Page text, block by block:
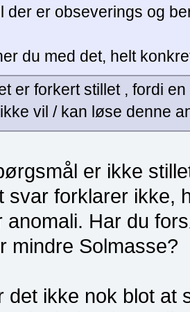
der er obseverings og
du med det, helt
er forkert stillet , fordi
vil / kan løse denne
er ikke
svar forklarer ikke,
Har du
mindre Solmasse?
det ikke nok blot at